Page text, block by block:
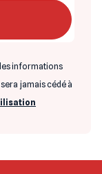
informations
jamais cédé à